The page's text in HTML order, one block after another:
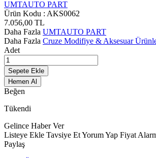
UMTAUTO PART
Ürün Kodu : AKS0062
7.056,00 TL
Daha Fazla UMTAUTO PART
Daha Fazla Cruze Modifiye & Aksesuar
Adet
Sepete Ekle
Hemen Al
Beğen
Tükendi
Gelince Haber Ver
Listeye Ekle Tavsiye EtYorum Yap Fiyat
Paylaş